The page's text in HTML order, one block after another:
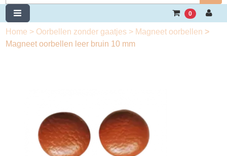
0
Home > Oorbellen zonder gaatjes > Magneet oorbellen >
Magneet oorbellen leer bruin 10 mm